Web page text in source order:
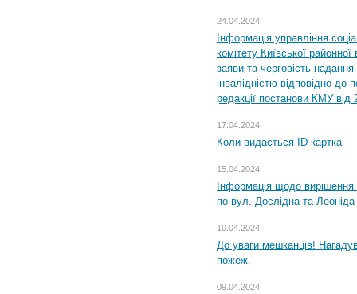
24.04.2024
Інформація управління
комітету Київської
заяви та черговість надання
інвалідністю відповідно
редакції постанови КМУ
17.04.2024
Коли видається ID-картка
15.04.2024
Інформація щодо
по вул. Дослідна та Леоніда
10.04.2024
До уваги мешканців!
пожеж.
09.04.2024